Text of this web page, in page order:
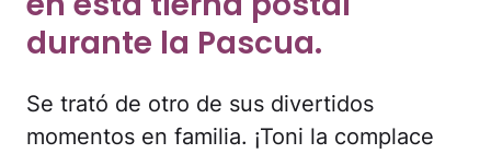
durante la Pascua.
Se trató de otro de sus divertidos
momentos en familia. ¡Toni la complace